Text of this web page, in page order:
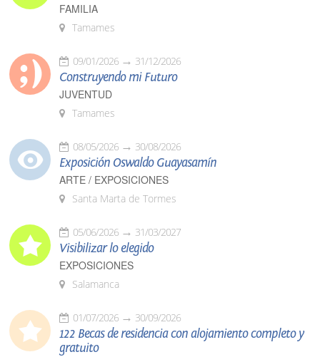
FAMILIA
Tamames
09/01/2026 31/12/2026
Construyendo mi Futuro
JUVENTUD
Tamames
08/05/2026 30/08/2026
Exposición Oswaldo Guayasamín
ARTE / EXPOSICIONES
Santa Marta de Tormes
05/06/2026 31/03/2027
Visibilizar lo elegido
EXPOSICIONES
Salamanca
01/07/2026 30/09/2026
122 Becas de residencia con alojamiento completo y
gratuito